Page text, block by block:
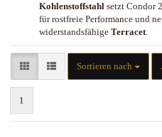
Kohlenstoffstahl setzt Condor
für rostfreie Performance und
widerstandsfähige Terracet.
Sortieren nach
Sortieren nach
1